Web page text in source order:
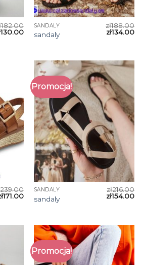
182.00
130.00
SANDALY
sandaly
zł188.00
zł134.00
239.00
171.00
Promocja!
SANDALY
sandaly
zł216.00
zł154.00
Promocja!